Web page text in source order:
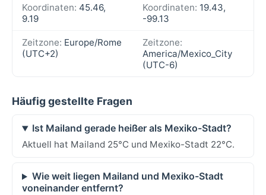
Koordinaten: 45.46,
9.19
Koordinaten: 19.43,
-99.13
Zeitzone: Europe/Rome
(UTC+2)
Zeitzone:
America/Mexico_City
(UTC-6)
Häufig gestellte Fragen
Ist Mailand gerade heißer als Mexiko-Stadt?
Aktuell hat Mailand 25°C und Mexiko-Stadt 22°C.
Wie weit liegen Mailand und Mexiko-Stadt
voneinander entfernt?